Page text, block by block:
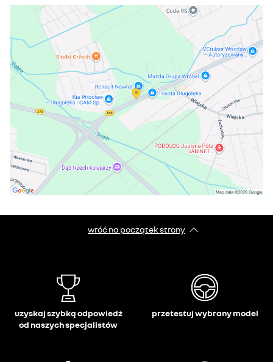
wróć na początek strony
uzyskaj szybką odpowiedź
od naszych specjalistów
przetestuj wybrany model